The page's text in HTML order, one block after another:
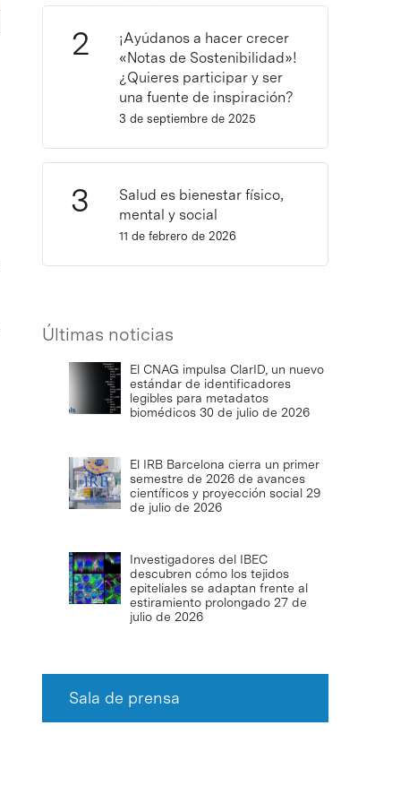
¡Ayúdanos a hacer crecer
«Notas de Sostenibilidad»!
¿Quieres participar y ser
una fuente de inspiración?
3 de septiembre de 2025
Salud es bienestar físico,
mental y social
11 de febrero de 2026
Últimas noticias
El CNAG impulsa ClarID, un nuevo
estándar de identificadores
legibles para metadatos
biomédicos 30 de julio de 2026
El IRB Barcelona cierra un primer
semestre de 2026 de avances
científicos y proyección social 29
de julio de 2026
Investigadores del IBEC
descubren cómo los tejidos
epiteliales se adaptan frente al
estiramiento prolongado 27 de
julio de 2026
Sala de prensa